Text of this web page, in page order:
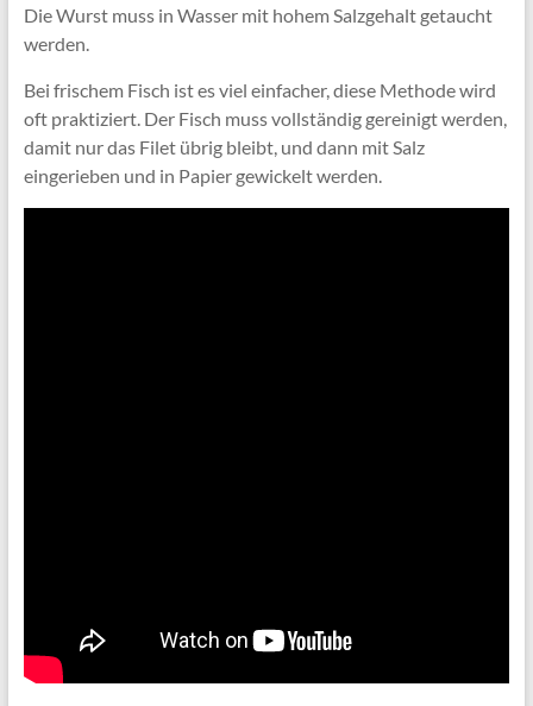
Die Wurst muss in Wasser mit hohem Salzgehalt getaucht
werden.
Bei frischem Fisch ist es viel einfacher, diese Methode wird
oft praktiziert. Der Fisch muss vollständig gereinigt werden,
damit nur das Filet übrig bleibt, und dann mit Salz
eingerieben und in Papier gewickelt werden.